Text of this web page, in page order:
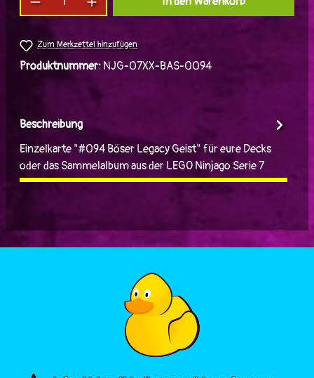
Zum Merkzettel hinzufügen
Produktnummer: NJG-07XX-BAS-0094
Beschreibung
Einzelkarte "#094 Böser Legacy Geist" für eure Decks
oder das Sammelalbum aus der LEGO Ninjago Serie 7